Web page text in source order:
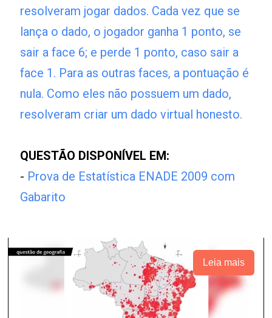
resolveram jogar dados. Cada vez que se
lança o dado, o jogador ganha 1 ponto, se
sair a face 6; e perde 1 ponto, caso sair a
face 1. Para as outras faces, a pontuação é
nula. Como eles não possuem um dado,
resolveram criar um dado virtual honesto.
QUESTÃO DISPONÍVEL EM:
- Prova de Estatística ENADE 2009 com
Gabarito
Leia mais